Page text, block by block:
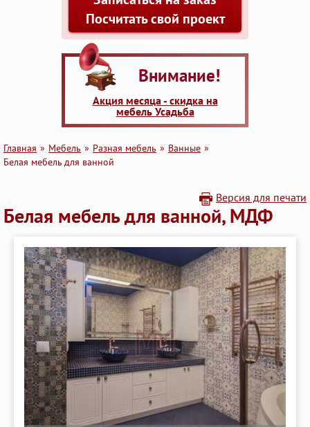
Посчитать свой проект
Внимание!
Акция месяца - скидка на
мебель Усадьба
Главная Мебель Разная мебель
Ванные
Белая мебель для ванной
Версия для печати
Белая мебель для ванной, МДФ